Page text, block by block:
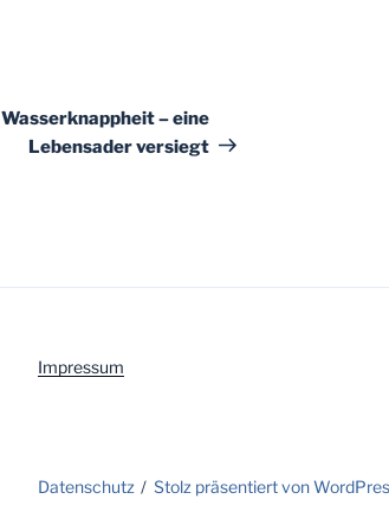
Beitrag
Wasserknappheit – eine
Lebensader versiegt
Impressum
Datenschutz Stolz präsentiert von